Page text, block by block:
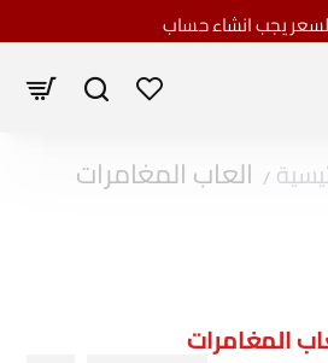
يجب انشاء حساب
home
العاب المغامرات
المغامرات